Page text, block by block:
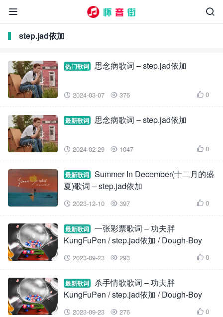


step.jad依加
热门歌词 思念病歌词 – step.jad依加
 2024-03-07  376  0
最新歌词 思念病歌词 – step.jad依加
 2024-02-29  1047  0
最新歌词
Summer In December(十二月的盛
夏)歌词 – step.jad依加
 2023-12-10  397  0
最新歌词
一张彩票歌词 – 功夫胖
KungFuPen / step.jad依加 / Dough-Boy
 2023-09-23  293  0
最新歌词
杀手情歌歌词 – 功夫胖
KungFuPen / step.jad依加 / Dough-Boy
 2023-09-23  276  0